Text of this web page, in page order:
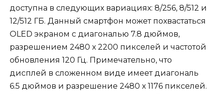
доступна в следующих вариациях: 8/256, 8/512 и
12/512 ГБ. Данный смартфон может похвастаться
OLED экраном с диагональю 7.8 дюймов,
разрешением 2480 х 2200 пикселей и частотой
обновления 120 Гц. Примечательно, что
дисплей в сложенном виде имеет диагональ
6.5 дюймов и разрешение 2480 х 1176 пикселей.